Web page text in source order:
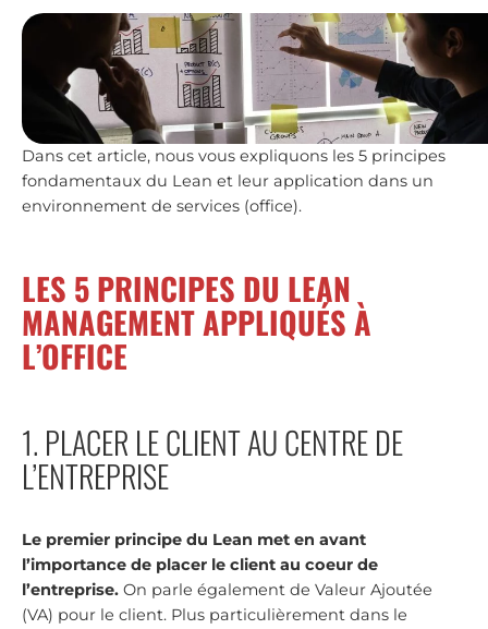
Dans cet article, nous vous expliquons les 5 principes
fondamentaux du Lean et leur application dans un
environnement de services (office).
LES 5 PRINCIPES DU LEAN
MANAGEMENT APPLIQUÉS À
L’OFFICE
1. PLACER LE CLIENT AU CENTRE DE
L’ENTREPRISE
Le premier principe du Lean met en avant
l’importance de placer le client au coeur de
l’entreprise. On parle également de Valeur Ajoutée
(VA) pour le client. Plus particulièrement dans le